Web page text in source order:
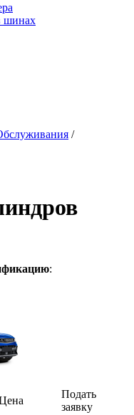
шинах
/
:
Подать
заявку